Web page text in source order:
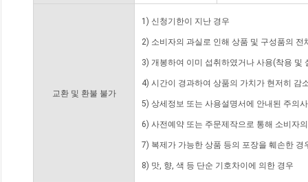
교환 및 환불 불가
1) 신청기한이 지난 경우
2) 소비자의 과실로 인해 상품 및 구성품의
3) 개봉하여 이미 섭취하였거나 사용(착용 및
4) 시간이 경과하여 상품의 가치가 현저히 감
5) 상세정보 또는 사용설명서에 안내된 주의
6) 사전예약 또는 주문제작으로 통해 소비자
7) 복제가 가능한 상품 등의 포장을 훼손한 경
8) 맛, 향, 색 등 단순 기호차이에 의한 경우